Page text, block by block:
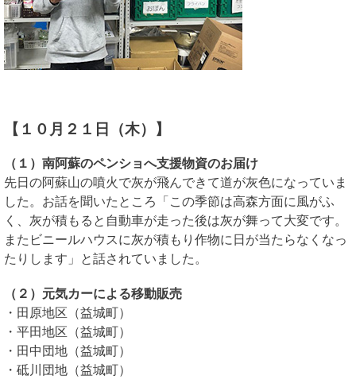
【１０月２１日（木）】
（１）南阿蘇のペンショへ支援物資のお届け
先日の阿蘇山の噴火で灰が飛んできて道が灰色になっていま
した。お話を聞いたところ「この季節は高森方面に風がふ
く、灰が積もると自動車が走った後は灰が舞って大変です。
またビニールハウスに灰が積もり作物に日が当たらなくなっ
たりします」と話されていました。
（２）元気カーによる移動販売
・田原地区（益城町）
・平田地区（益城町）
・田中団地（益城町）
・砥川団地（益城町）